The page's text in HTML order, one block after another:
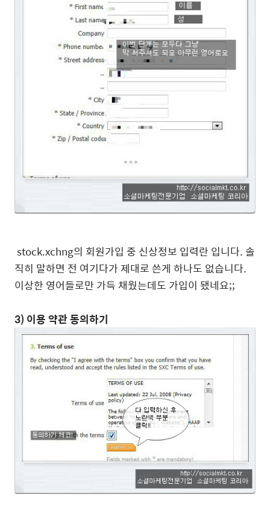
stock.xchng의 회원가입 중 신상정보 입력란 입니다. 솔
직히 말하면 전 여기다가 제대로 쓴게 하나도 없습니다.
이상한 영어들로만 가득 채웠는데도 가입이 됐네요;;
3) 이용 약관 동의하기